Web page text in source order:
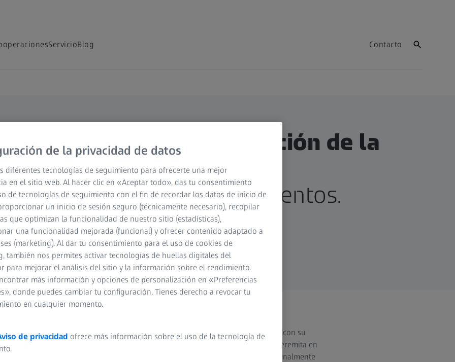
ServicioBlog Contacto
ZEISS Observación de la
naturaleza
Más descubrimientos.
salen de su entorno habitual de la vida diaria. Buscan el contacto más directo con su
del mundo. Como los observadores de aves que salieron a buscar el ibis eremita en
difícil de encontrar, porque está en peligro de extinción. Cuando uno finalmente
de la privacidad de datos
diferentes tecnologías de seguimiento para ofrecerte una mejor
en el sitio web. Al hacer clic en «Aceptar todo», das tu consentimiento
de tecnologías de seguimiento con el fin de recordar los datos de inicio de
un inicio de sesión seguro (técnicamente necesario), recopilar
que optimizan la funcionalidad de nuestro sitio (estadísticas),
una funcionalidad mejorada (funcional) y ofrecer contenido adaptado a
(marketing). Al dar tu consentimiento para el uso de cookies de
también nos permites activar tecnologías de huellas digitales del
para mejorar el análisis del sitio y la información sobre el rendimiento.
más información y opciones de personalización en «Preferencias
donde puedes cambiar tu configuración. Tienes derecho a revocar tu
en cualquier momento.
de privacidad ofrece más información sobre el uso de la tecnología de